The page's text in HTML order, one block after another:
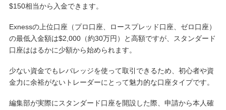
$150相当から入金できます。
Exnessの上位口座（プロ口座、ロースプレッド口座、ゼロ口座）
の最低入金額は$2,000（約30万円）と高額ですが、スタンダード
口座ははるかに少額から始められます。
少ない資金でもレバレッジを使って取引できるため、初心者や資
金力に余裕がないトレーダーにとって魅力的な口座タイプです。
編集部が実際にスタンダード口座を開設した際、申請から本人確